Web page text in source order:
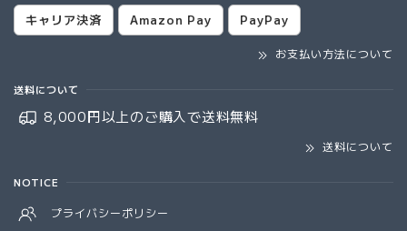
キャリア決済 Amazon Pay PayPay
お支払い方法について
送料について
8,000円以上のご購入で送料無料
送料について
NOTICE
プライバシーポリシー